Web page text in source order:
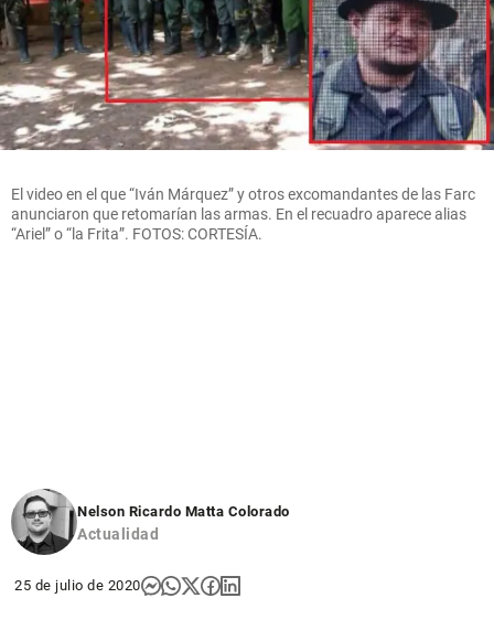
El video en el que “Iván Márquez” y otros excomandantes de las Farc
anunciaron que retomarían las armas. En el recuadro aparece alias
“Ariel” o “la Frita”. FOTOS: CORTESÍA.
Nelson Ricardo Matta Colorado
Actualidad
25 de julio de 2020